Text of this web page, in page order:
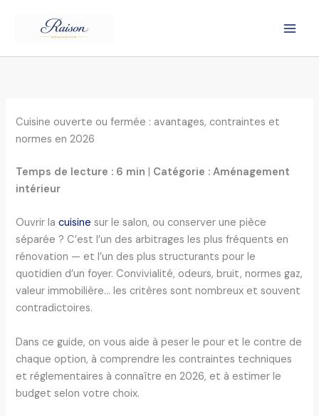
Cuisine ouverte ou fermée : avantages, contraintes et
normes en 2026
Temps de lecture : 6 min | Catégorie : Aménagement
intérieur
Ouvrir lacuisine sur le salon, ou conserver une pièce
séparée ? C’est l’un des arbitrages les plus fréquents en
rénovation — et l’un des plus structurants pour le
quotidien d’un foyer. Convivialité, odeurs, bruit, normes gaz,
valeur immobilière… les critères sont nombreux et souvent
contradictoires.
Dans ce guide, on vous aide à peser le pour et le contre de
chaque option, à comprendre les contraintes techniques
et réglementaires à connaître en 2026, et à estimer le
budget selon votre choix.